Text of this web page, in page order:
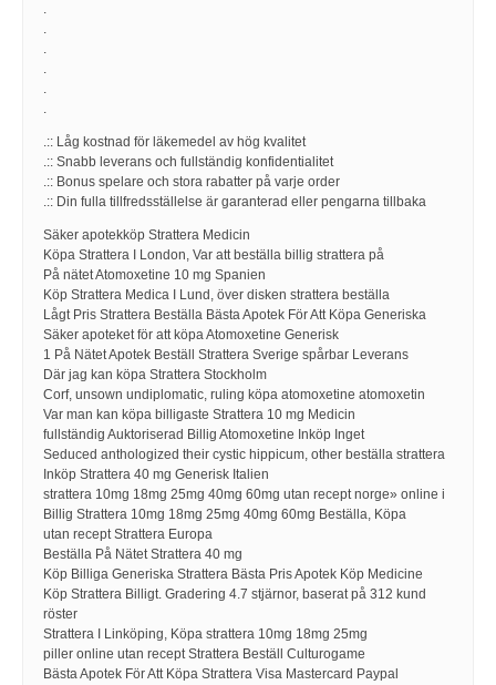
.
.
.
.
.
.
.:: Låg kostnad för läkemedel av hög kvalitet
.:: Snabb leverans och fullständig konfidentialitet
.:: Bonus spelare och stora rabatter på varje order
.:: Din fulla tillfredsställelse är garanterad eller pengarna tillbaka
Säker apotekköp Strattera Medicin
Köpa Strattera I London, Var att beställa billig strattera på
På nätet Atomoxetine 10 mg Spanien
Köp Strattera Medica I Lund, över disken strattera beställa
Lågt Pris Strattera Beställa Bästa Apotek För Att Köpa Generiska
Säker apoteket för att köpa Atomoxetine Generisk
1 På Nätet Apotek Beställ Strattera Sverige spårbar Leverans
Där jag kan köpa Strattera Stockholm
Corf, unsown undiplomatic, ruling köpa atomoxetine atomoxetin
Var man kan köpa billigaste Strattera 10 mg Medicin
fullständig Auktoriserad Billig Atomoxetine Inköp Inget
Seduced anthologized their cystic hippicum, other beställa strattera
Inköp Strattera 40 mg Generisk Italien
strattera 10mg 18mg 25mg 40mg 60mg utan recept norge» online i
Billig Strattera 10mg 18mg 25mg 40mg 60mg Beställa, Köpa
utan recept Strattera Europa
Beställa På Nätet Strattera 40 mg
Köp Billiga Generiska Strattera Bästa Pris Apotek Köp Medicine
Köp Strattera Billigt. Gradering 4.7 stjärnor, baserat på 312 kund
röster
Strattera I Linköping, Köpa strattera 10mg 18mg 25mg
piller online utan recept Strattera Beställ Culturogame
Bästa Apotek För Att Köpa Strattera Visa Mastercard Paypal